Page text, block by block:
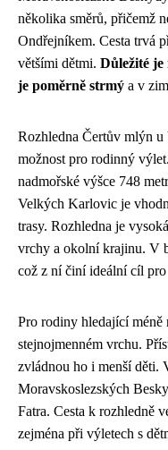
několika směrů, přičemž
Ondřejníkem. Cesta trvá
většími dětmi. Důležité je
je poměrně strmý a v
Rozhledna Čertův mlýn
možnost pro rodinný
nadmořské výšce 748
Velkých Karlovic je
trasy. Rozhledna je
vrchy a okolní krajinu. V
což z ní činí ideální cíl
Pro rodiny hledající
stejnojmenném vrchu.
zvládnou ho i menší děti.
Moravskoslezských
Fatra. Cesta k rozhledně
zejména při výletech s